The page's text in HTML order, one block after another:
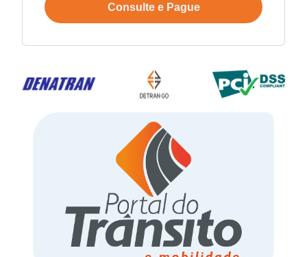
Consulte e Pague